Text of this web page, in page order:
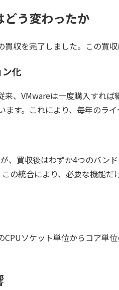
う変わったか
収を完了しました。この買
化
、VMwareは一度購入すれ
す。これにより、毎年のラ
、買収後はわずか4つのバ
の統合により、必要な機能
ソケット単位からコア